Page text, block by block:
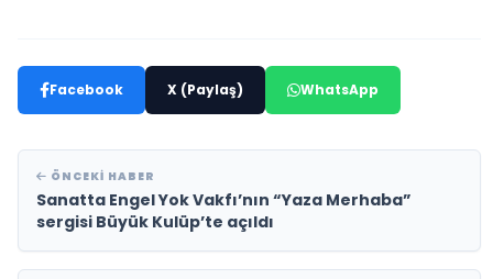
Facebook X (Paylaş) WhatsApp
ÖNCEKI HABER
Sanatta Engel Yok Vakfı’nın “Yaza Merhaba”
sergisi Büyük Kulüp’te açıldı